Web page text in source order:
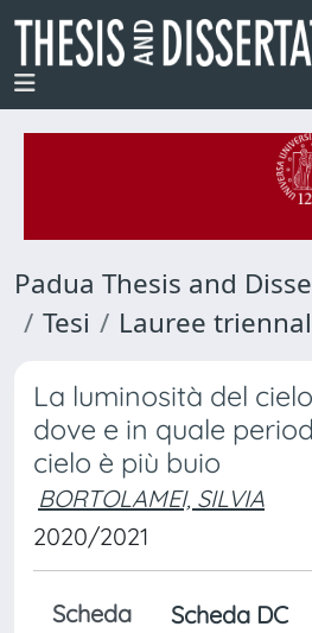
Padua Thesis and
Tesi
Lauree
La luminosità del
dove e in quale
cielo è più buio
BORTOLAMEI, SILVIA
2020/2021
Scheda Scheda DC